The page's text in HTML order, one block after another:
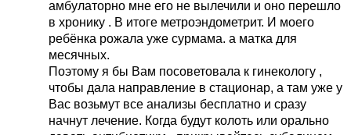
амбулаторно мне его не вылечили и оно перешло
в хронику . В итоге метроэндометрит. И моего
ребёнка рожала уже сурмама. а матка для
месячных.
Поэтому я бы Вам посоветовала к гинекологу ,
чтобы дала направление в стационар, а там уже у
Вас возьмут все анализы бесплатно и сразу
начнут лечение. Когда будут колоть или орально